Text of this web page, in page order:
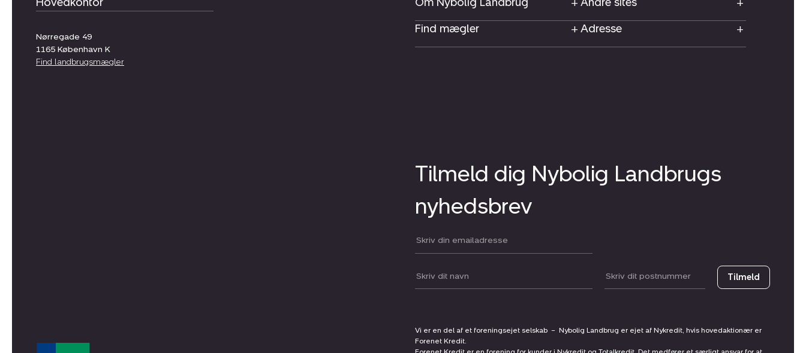
Nørregade 49
1165 København K
Find landbrugsmægler
Find mægler
Adresse
Tilmeld dig Nybolig Landbrugs
nyhedsbrev
Din email:
Dit navn: Postnummer Tilmeld
Vi er en del af et foreningsejet selskab – Nybolig Landbrug er ejet af Nykredit, hvis hovedaktionær er
Forenet Kredit.